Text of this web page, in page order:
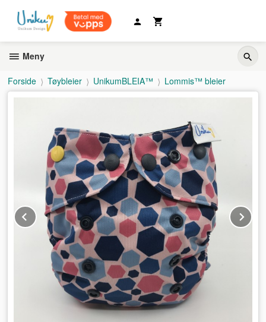
innholdet
Meny
Forside Tøybleier UnikumBLEIA™ Lommis™ bleier
Prev